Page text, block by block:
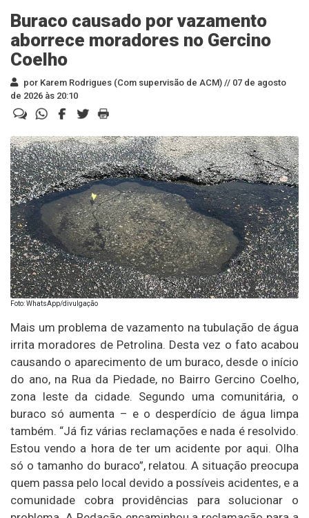
Buraco causado por vazamento
aborrece moradores no Gercino
Coelho
por Karem Rodrigues (Com supervisão de ACM) // 07 de agosto
de 2026 às 20:10
Foto: WhatsApp/divulgação
Mais um problema de vazamento na tubulação de água
irrita moradores de Petrolina. Desta vez o fato acabou
causando o aparecimento de um buraco, desde o início
do ano, na Rua da Piedade, no Bairro Gercino Coelho,
zona leste da cidade. Segundo uma comunitária, o
buraco só aumenta – e o desperdício de água limpa
também. “Já fiz várias reclamações e nada é resolvido.
Estou vendo a hora de ter um acidente por aqui. Olha
só o tamanho do buraco”, relatou. A situação preocupa
quem passa pelo local devido a possíveis acidentes, e a
comunidade cobra providências para solucionar o